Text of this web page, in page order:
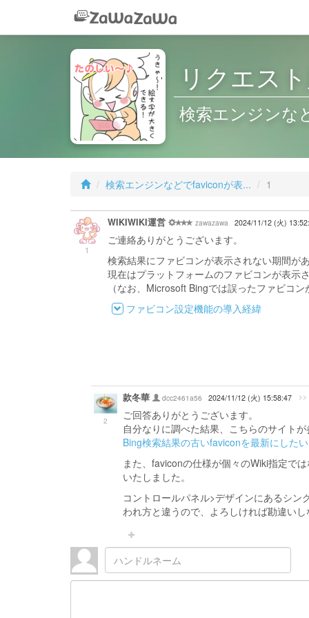
リクエス
検索エンジンな
検索エンジンなどでfaviconが表... 1
1
WIKIWIKI運営 zawazawa 2024/11/12 (火)
ご連絡ありがとうございます。
検索結果にファビコンが表示されない期間が
現在はプラットフォームのファビコンが表示
（なお、Microsoft Bingでは誤ったファビコ
ファビコン設定機能の導入経緯
2
款冬華 dcc2461a56 2024/11/12 (火) 15:58:47 >>
ご回答ありがとうございます。
自分なりに調べた結果、こちらのサイト
Bing検索結果の古いfaviconを最新にした
また、faviconの仕様が個々のWiki指定で
いたしました。
コントロールパネル>デザインにあるシ
われ方と違うので、よろしければ勘違い